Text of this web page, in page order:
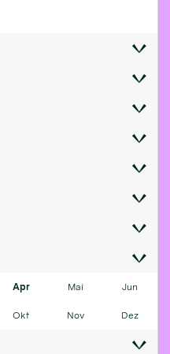
Apr Mai Jun
Okt Nov Dez